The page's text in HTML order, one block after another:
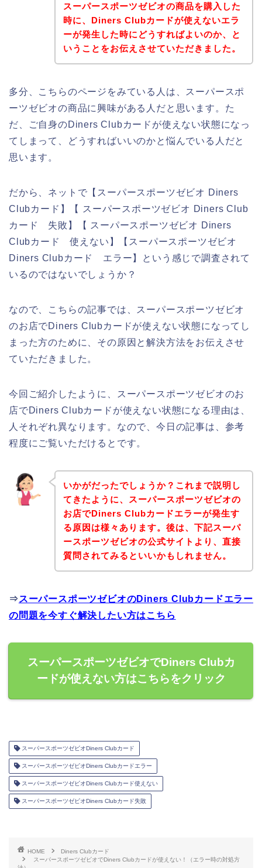
スーパースポーツゼビオの商品を購入した
時に、Diners Clubカードが使えないエラ
ーが発生した時にどうすればよいのか、と
いうことをお伝えさせていただきました。
多分、こちらのページをみている人は、スーパースポ
ーツゼビオの商品に興味がある人だと思います。た
だ、ご自身のDiners Clubカードが使えない状態になっ
てしまって、どうすればいいのかと悩んでいる人だと
思います。
だから、ネットで【スーパースポーツゼビオ Diners
Clubカード】【 スーパースポーツゼビオ Diners Club
カード 失敗】【 スーパースポーツゼビオ Diners
Clubカード 使えない】【スーパースポーツゼビオ
Diners Clubカード エラー】という感じで調査されて
いるのではないでしょうか？
なので、こちらの記事では、スーパースポーツゼビオ
のお店でDiners Clubカードが使えない状態になってし
まった方のために、その原因と解決方法をお伝えさせ
ていただきました。
今回ご紹介したように、スーパースポーツゼビオのお
店でDiners Clubカードが使えない状態になる理由は、
人それぞれ異なります。なので、今日の記事は、参考
程度にご覧いただけるとです。
いかがだったでしょうか？これまで説明し
てきたように、スーパースポーツゼビオの
お店でDiners Clubカードエラーが発生す
る原因は様々あります。後は、下記スーパ
ースポーツゼビオの公式サイトより、直接
質問されてみるといいかもしれません。
⇒ スーパースポーツゼビオのDiners Clubカードエラー
の問題を今すぐ解決したい方はこちら
スーパースポーツゼビオでDiners Clubカ
ードが使えない方はこちらをクリック
スーパースポーツゼビオDiners Clubカード
スーパースポーツゼビオDiners Clubカードエラー
スーパースポーツゼビオDiners Clubカード使えない
スーパースポーツゼビオDiners Clubカード失敗
HOME
Diners Clubカード
スーパースポーツゼビオでDiners Clubカードが使えない！（エラー時の対処方